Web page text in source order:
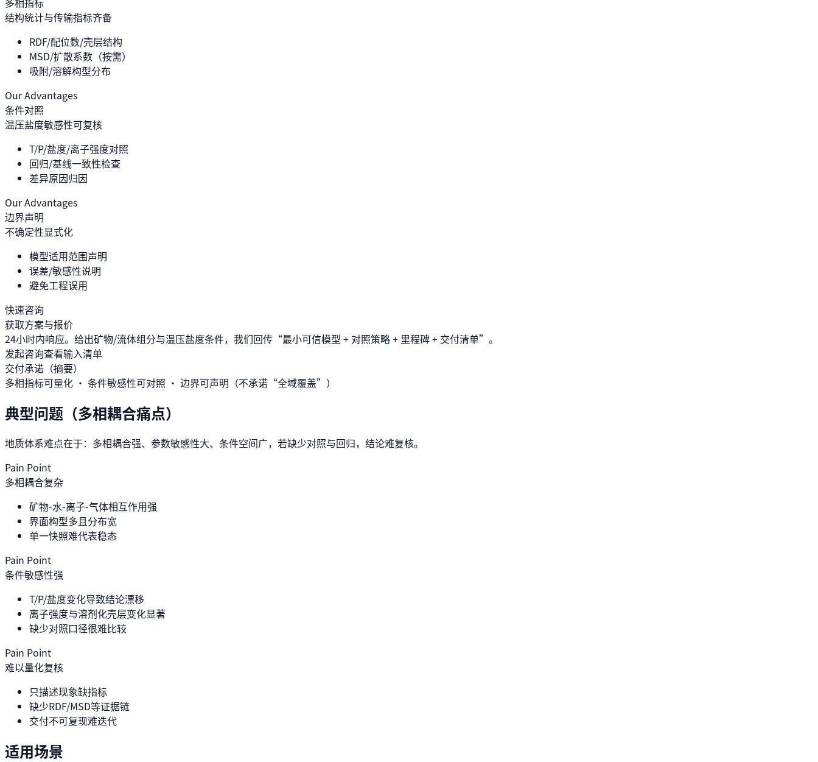
结构统计与传输指标齐备
RDF/配位数/壳层结构
MSD/扩散系数（按需）
吸附/溶解构型分布
Our Advantages
条件对照
温压盐度敏感性可复核
T/P/盐度/离子强度对照
回归/基线一致性检查
差异原因归因
Our Advantages
边界声明
不确定性显式化
模型适用范围声明
误差/敏感性说明
避免工程误用
快速咨询
获取方案与报价
24小时内响应。给出矿物/流体组分与温压盐度条件，我们回传“最小可信模型 + 对照策略 + 里程碑 + 交付清单”。
发起咨询查看输入清单
交付承诺（摘要）
多相指标可量化 · 条件敏感性可对照 · 边界可声明（不承诺“全域覆盖”）
典型问题（多相耦合痛点）
地质体系难点在于：多相耦合强、参数敏感性大、条件空间广，若缺少对照与回归，结论难复核。
Pain Point
多相耦合复杂
矿物-水-离子-气体相互作用强
界面构型多且分布宽
单一快照难代表稳态
Pain Point
条件敏感性强
T/P/盐度变化导致结论漂移
离子强度与溶剂化壳层变化显著
缺少对照口径很难比较
Pain Point
难以量化复核
只描述现象缺指标
缺少RDF/MSD等证据链
交付不可复现难迭代
适用场景